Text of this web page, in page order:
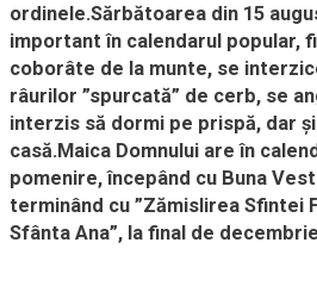
ordinele.Sărbătoarea din 15
important în calendarul popular,
coborâte de la munte, se
râurilor ”spurcată” de cerb, se
interzis să dormi pe prispă, dar
casă.Maica Domnului are în
pomenire, începând cu Buna
terminând cu ”Zămislirea Sfintei
Sfânta Ana”, la final de